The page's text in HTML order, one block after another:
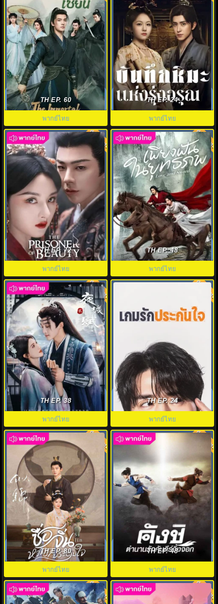
สู่เส้นทางเซียน (2025) The
Immortal Ascension พากย์ไทย
TH EP. 60
พากย์ไทย
บันทึกหิมะแห่งรุ่งอรุณ (2025)
Coroner’s Diary พากย์ไทย
TH EP. 24
พากย์ไทย
ปรปักษ์จำนน (2025) The
Prisoner of Beauty พากย์ไทย
EP.1-36
8.0 พากย์ไทย
TH EP. 72
พากย์ไทย
เพียงฝันในยุทธภพ (2025) Love
and Sword พากย์ไทย EP.1-24
9.0 พากย์ไทย
TH EP. 48
พากย์ไทย
อลหม่านบัลลังก์ต้าฉู่ ภาคเงารัก
หวนคืน Ye Cheng Reborn พากย์
ไทย
8.0 พากย์ไทย
TH EP. 38
พากย์ไทย
เกมรักประกันใจ (2025) The
Divorce Insurance พากย์ไทย
EP1-12
พากย์ไทย
TH EP. 24
พากย์ไทย
ซื่อจิ่น หวนรักประดับใจพากย์ไทย
(2025) Si Jin EP.1-40 (จบ)
8.0 พากย์ไทย
TH EP. 80
พากย์ไทย
คังชิ ตำนานรักคัมภีร์จิ้งจอก
Kangchi the Beginning พากย์ไทย
7.0 พากย์ไทย
TH EP. 48
พากย์ไทย
7.0 พากย์ไทย 7.0 พากย์ไทย